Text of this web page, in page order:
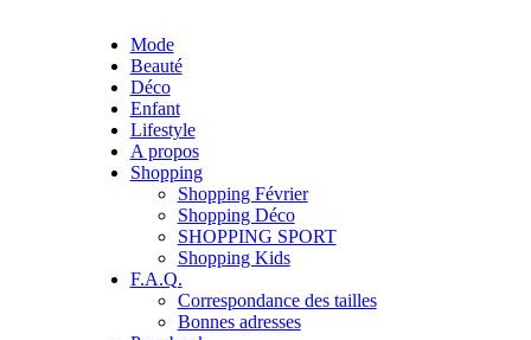
Mode
Beauté
Déco
Enfant
Lifestyle
A propos
Shopping
Shopping Février
Shopping Déco
SHOPPING SPORT
Shopping Kids
F.A.Q.
Correspondance des tailles
Bonnes adresses